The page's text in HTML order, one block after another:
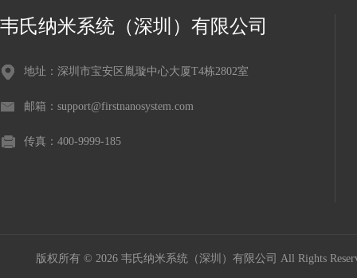
韦氏纳米系统（深圳）有限公司
地址：深圳市宝安区胤璇中心大厦T4栋2802室
邮箱：support@firstnanosystem.com
传真：400-9999-185
版权所有 © 2026 韦氏纳米系统（深圳）有限公司 All Rights